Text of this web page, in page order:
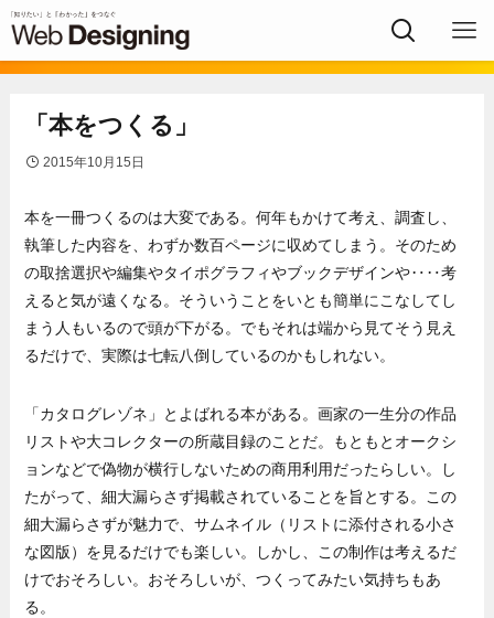
「本をつくる」
2015年10月15日
本を一冊つくるのは大変である。何年もかけて考え、調査し、
執筆した内容を、わずか数百ページに収めてしまう。そのため
の取捨選択や編集やタイポグラフィやブックデザインや‥‥考
えると気が遠くなる。そういうことをいとも簡単にこなしてし
まう人もいるので頭が下がる。でもそれは端から見てそう見え
るだけで、実際は七転八倒しているのかもしれない。
「カタログレゾネ」とよばれる本がある。画家の一生分の作品
リストや大コレクターの所蔵目録のことだ。もともとオークシ
ョンなどで偽物が横行しないための商用利用だったらしい。し
たがって、細大漏らさず掲載されていることを旨とする。この
細大漏らさずが魅力で、サムネイル（リストに添付される小さ
な図版）を見るだけでも楽しい。しかし、この制作は考えるだ
けでおそろしい。おそろしいが、つくってみたい気持ちもあ
る。